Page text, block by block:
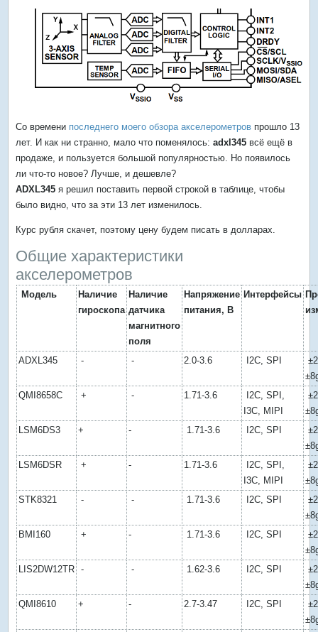
Со времени последнего моего обзора акселерометров прошло 13
лет. И как ни странно, мало что поменялось:adxl345 всё ещё в
продаже, и пользуется большой популярностью. Но появилось
ли что-то новое? Лучше, и дешевле?
ADXL345 я решил поставить первой строкой в таблице, чтобы
было видно, что за эти 13 лет изменилось.
Курс рубля скачет, поэтому цену будем писать в долларах.
Общие характеристики
акселерометров
Модель
Наличие
гироскопа
Наличие
датчика
магнитного
поля
Напряжение
питания, В
Интерфейсы
ADXL345 - - 2.0-3.6 I2C, SPI
QMI8658C
+ - 1.71-3.6
I2C, SPI,
I3C, MIPI
LSM6DS3
+ - 1.71-3.6 I2C, SPI
LSM6DSR
+ - 1.71-3.6
I2C, SPI,
I3C, MIPI
STK8321
- - 1.71-3.6 I2C, SPI
BMI160
+ - 1.71-3.6 I2C, SPI
LIS2DW12TR - - 1.62-3.6 I2C, SPI
QMI8610
+ - 2.7-3.47 I2C, SPI